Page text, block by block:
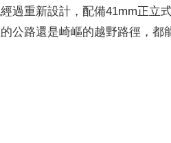
過重新設計，配備41mm正
公路還是崎嶇的越野路徑，都